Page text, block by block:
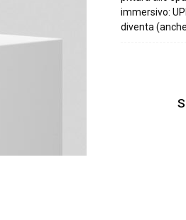
immersivo:
diventa